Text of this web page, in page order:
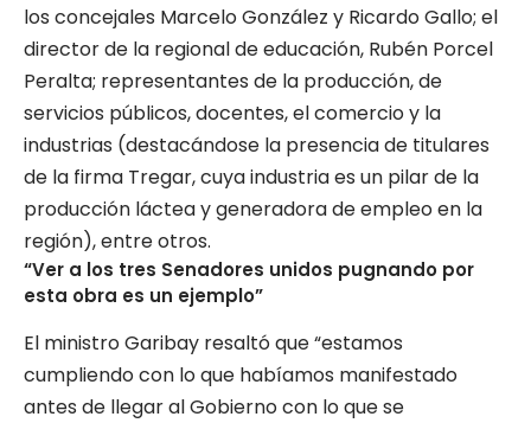
los concejales Marcelo González y Ricardo Gallo; el
director de la regional de educación, Rubén Porcel
Peralta; representantes de la producción, de
servicios públicos, docentes, el comercio y la
industrias (destacándose la presencia de titulares
de la firma Tregar, cuya industria es un pilar de la
producción láctea y generadora de empleo en la
región), entre otros.
“Ver a los tres Senadores unidos pugnando por
esta obra es un ejemplo”
El ministro Garibay resaltó que “estamos
cumpliendo con lo que habíamos manifestado
antes de llegar al Gobierno con lo que se